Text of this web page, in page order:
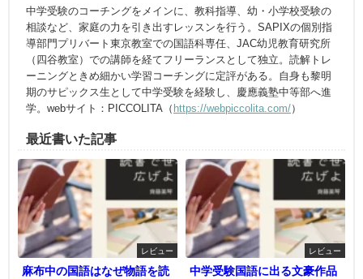
中学受験のコーチングをメインに、教科指導、幼・小学校受験の
相談など、家庭の力を引き出すレッスンを行う。SAPIXの個別指
導部門プリバート東京教室での国語科専任、JAC幼児教育研究所
（四谷教室）での講師を経てフリーランスとして独立。読解トレ
ーニングときめ細かい学習コーチングに定評がある。自身も黎明
期のサピックス生として中学受験を経験し、慶應義塾中等部へ進
学。webサイト：PICCOLITA（ https://webpiccolita.com/）
最近書いた記事
レビュー
麻布中の国語はなぜ物語を読
レビュー
中学受験国語に出る文豪作品